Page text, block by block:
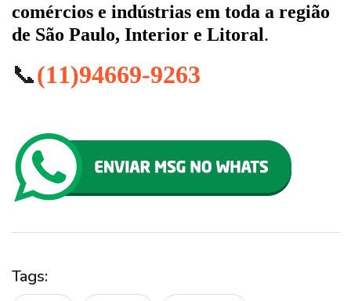
comércios e indústrias em toda a região
de São Paulo, Interior e Litoral.
📞(11)94669-9263
Tags: